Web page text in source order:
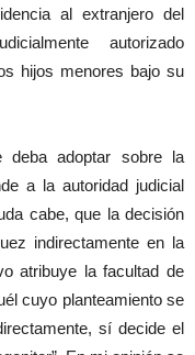
al extranjero del
autorizado
hijos menores bajo su
deba adoptar sobre la
a la autoridad judicial
cabe, que la decisión
indirectamente en la
atribuye la facultad de
cuyo planteamiento se
sí decide el